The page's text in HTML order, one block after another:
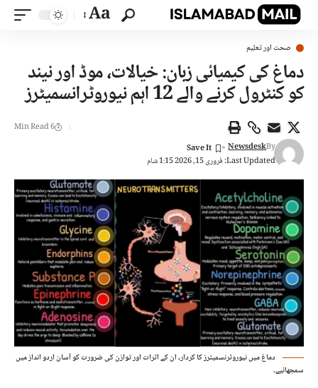
Aa
صحت اور تعلیم
دماغ کی کیمیائی زبان: خیالات، موڈ اور نیند
کو کنٹرول کرنے والے 12 اہم نیوروٹرانسمیٹرز
Last Updated: فروری 15, 2026 1:15 شام
By
Newsdesk
6 Min Read
دماغ میں نیوروٹرنسمیٹرز کا کردار، ان کے اثرات اور توازن کی ضرورت کو آسان اردو انداز میں
سمجھائیے۔